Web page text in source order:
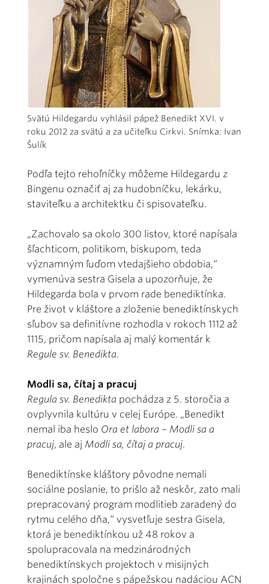
Svätú Hildegardu vyhlásil pápež Benedikt XVI. v
roku 2012 za svätú a za učiteľku Cirkvi. Snímka: Ivan
Šulík
Podľa tejto rehoľníčky môžeme Hildegardu z
Bingenu označiť aj za hudobníčku, lekárku,
staviteľku a architektku či spisovateľku.
„Zachovalo sa okolo 300 listov, ktoré napísala
šľachticom, politikom, biskupom, teda
významným ľuďom vtedajšieho obdobia,“
vymenúva sestra Gisela a upozorňuje, že
Hildegarda bola v prvom rade benediktínka.
Pre život v kláštore a zloženie benediktínskych
sľubov sa definitívne rozhodla v rokoch 1112 až
1115, pričom napísala aj malý komentár k
Regule sv. Benedikta.
Modli sa, čítaj a pracuj
Regula sv. Benedikta pochádza z 5. storočia a
ovplyvnila kultúru v celej Európe. „Benedikt
nemal iba heslo Ora et labora – Modli sa a
pracuj, ale aj Modli sa, čítaj a pracuj.
Benediktínske kláštory pôvodne nemali
sociálne poslanie, to prišlo až neskôr, zato mali
prepracovaný program modlitieb zaradený do
rytmu celého dňa,“ vysvetľuje sestra Gisela,
ktorá je benediktínkou už 48 rokov a
spolupracovala na medzinárodných
benediktínskych projektoch v misijných
krajinách spoločne s pápežskou nadáciou ACN